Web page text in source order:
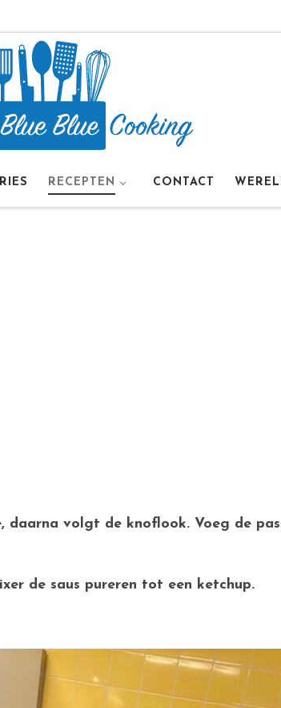
RECEPTEN CONTACT
daarna volgt de knoflook. Voeg de
de saus pureren tot een ketchup.